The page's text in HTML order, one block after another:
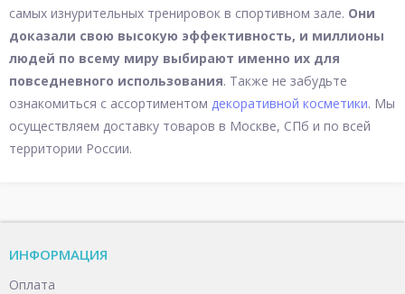
самых изнурительных тренировок в спортивном зале. Они
доказали свою высокую эффективность, и миллионы
людей по всему миру выбирают именно их для
повседневного использования. Также не забудьте
ознакомиться с ассортиментом декоративной косметики. Мы
осуществляем доставку товаров в Москве, СПб и по всей
территории России.
ИНФОРМАЦИЯ
Оплата